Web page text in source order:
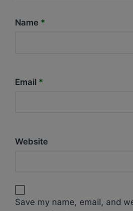
Name *
Email *
Website
Save my name, email, and